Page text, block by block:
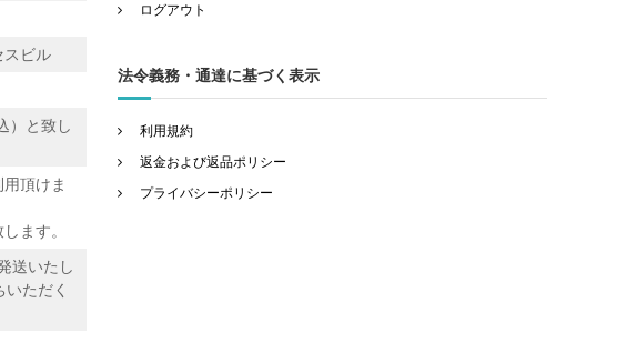
スビル
）と致し
頂けま
ます。
送いたし
ただく
ログアウト
法令義務・通達に基づく表示
利用規約
返金および返品ポリシー
プライバシーポリシー